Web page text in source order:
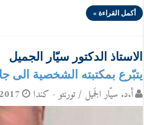
أكمل القراءة »
الاستاذ الدكتور سيّار الجميل
يتبّرع بمكتبته الشخصية الى
أ.د. سيّار الجَميل / تورنتو - كندا